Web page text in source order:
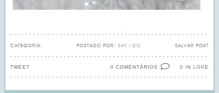
CATEGORIA: SALVAR POST
POSTADO POR: SAY I DO
0 IN LOVE
0 COMENTÁRIOS
TWEET